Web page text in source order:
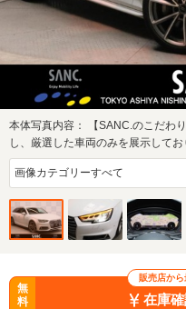
本体写真内容：
【SANC.のこだわ
し、厳選した車両のみを展示して
タッフが細部…
販売店から
無
料
在庫